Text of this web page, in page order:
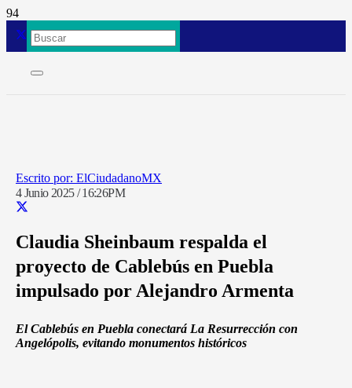
ElCiudadanoMX
4 Junio 2025 / 16:26PM
Claudia Sheinbaum respalda el
proyecto de Cablebús en Puebla
impulsado por Alejandro Armenta
El Cablebús en Puebla conectará La Resurrección con
Angelópolis, evitando monumentos históricos